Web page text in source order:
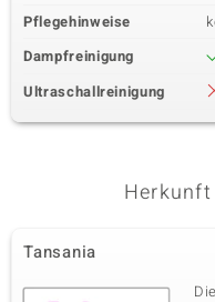
Pflegehinweise
Dampfreinigung
Ultraschallreinigung
Tansania